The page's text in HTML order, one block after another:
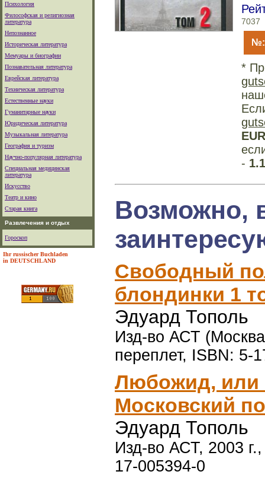
Психология
Философская и религиозная
литература
Непознанное
Историческая литература
Мемуары и биографии
Познавательная литература
Еврейская литература
Техническая литература
Естественные науки
Гуманитарные науки
Юридическая литература
Музыкальная литература
География и туризм
Научно-популярная литература
Специальная медицинская
литература
Искусство
Театр и кино
Старая книга
Развлечения и отдых
Гороскоп
Ihr russischer Buchladen
in DEUTSCHLAND
7037
*
EUR
-
Возможно,
Свободный
блондинки 1
Эдуард Тополь
Изд-во АСТ
переплет, ISBN: 5-
Любожид, или
Московский
Эдуард Тополь
Изд-во АСТ, 2003
17-005394-0